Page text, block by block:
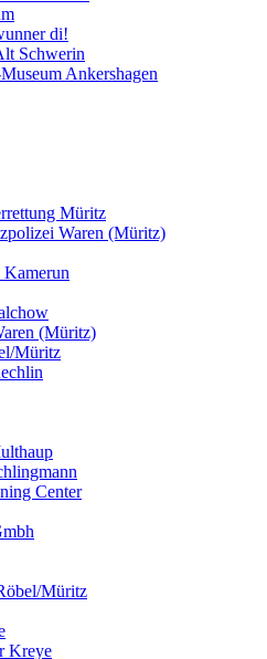
di!
Schwerin
Ankershagen
Müritz
Waren (Müritz)
(Müritz)
Müritz
Center
Müritz
Kreye